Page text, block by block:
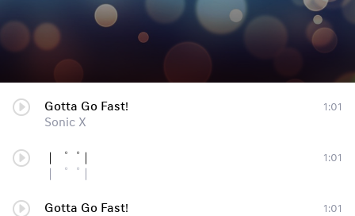
Gotta Go Fast!
Sonic X
1:01
｜゜゜｜
｜゜゜｜
1:01
Gotta Go Fast!
1:01